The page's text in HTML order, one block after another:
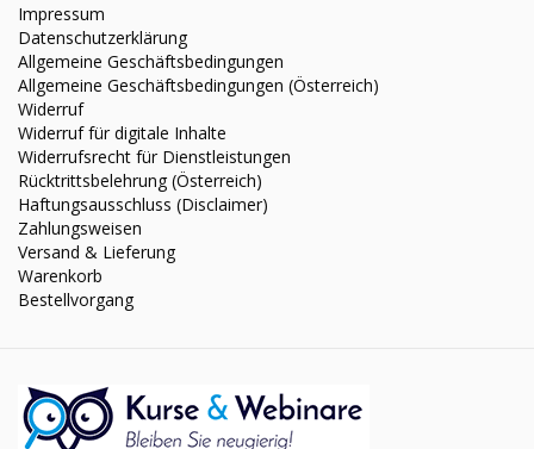
Impressum
Datenschutzerklärung
Allgemeine Geschäftsbedingungen
Allgemeine Geschäftsbedingungen (Österreich)
Widerruf
Widerruf für digitale Inhalte
Widerrufsrecht für Dienstleistungen
Rücktrittsbelehrung (Österreich)
Haftungsausschluss (Disclaimer)
Zahlungsweisen
Versand & Lieferung
Warenkorb
Bestellvorgang